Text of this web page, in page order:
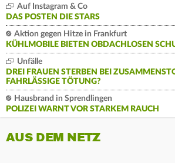
Auf Instagram & Co
DAS POSTEN DIE STARS
Aktion gegen Hitze in Frankfurt
KÜHLMOBILE BIETEN OBDACHLOSEN
Unfälle
DREI FRAUEN STERBEN BEI
AHRLÄSSIGE TÖTUNG?
Hausbrand in Sprendlingen
POLIZEI WARNT VOR STARKEM RAUCH
AUS DEM NETZ